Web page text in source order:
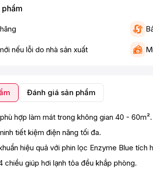
phẩm
nếu lỗi do nhà sản xuất
Đánh giá sản phẩm
hợp làm mát trong không gian 40 - 60m².
tiết kiệm điện năng tối đa.
hiệu quả với phin lọc Enzyme Blue tích
chiều giúp hơi lạnh tỏa đều khắp phòng.